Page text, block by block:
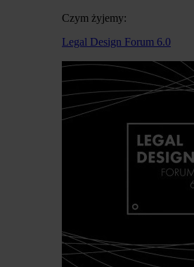
Czym żyjemy:
Legal Design Forum 6.0